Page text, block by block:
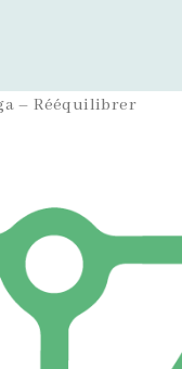
– Rééquilibrer